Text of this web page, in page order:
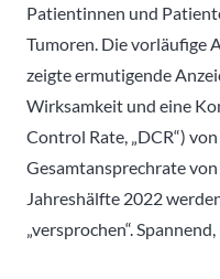
Patientinnen und
Tumoren. Die vorläufige
zeigte ermutigende
Wirksamkeit und eine
Control Rate, „DCR“)
Gesamtansprechrate
Jahreshälfte 2022
„versprochen“. Spannend,